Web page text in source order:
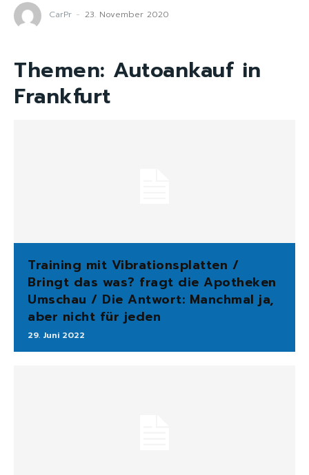
CarPr - 23. November 2020
Themen: Autoankauf in
Frankfurt
Training mit Vibrationsplatten /
Bringt das was? fragt die Apotheken
Umschau / Die Antwort: Manchmal ja,
aber nicht für jeden
29. Juni 2022